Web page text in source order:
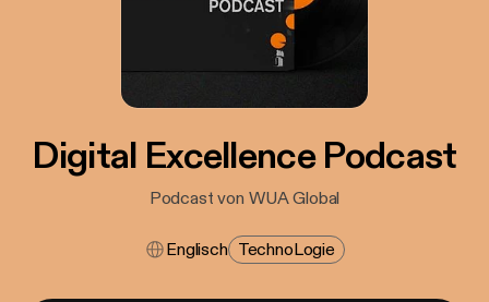
Digital Excellence Podcast
Podcast von WUA Global
Englisch Techno​logie